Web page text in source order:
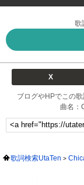
歌
X
ブログやHPでこの
曲名：
歌詞検索UtaTen